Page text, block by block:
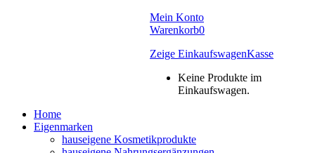
Mein Konto
Warenkorb0
Zeige EinkaufswagenKasse
Keine Produkte im
Einkaufswagen.
Home
Eigenmarken
hauseigene Kosmetikprodukte